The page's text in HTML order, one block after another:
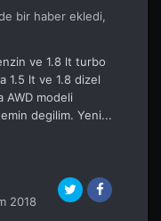
bir haber ekledi,
ve 1.8 lt turbo
1.5 lt ve 1.8 dizel
modeli
degilim. Yeni...
2018